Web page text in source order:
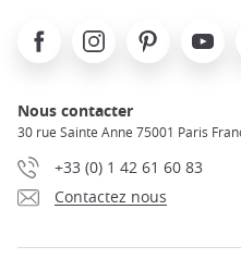
FacebookInstagramPinterest Youtube
Nous contacter
30 rue Sainte Anne 75001 Paris
+33 (0) 1 42 61 60 83
Contactez nous